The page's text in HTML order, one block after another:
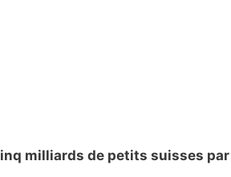
milliards de petits suisses par